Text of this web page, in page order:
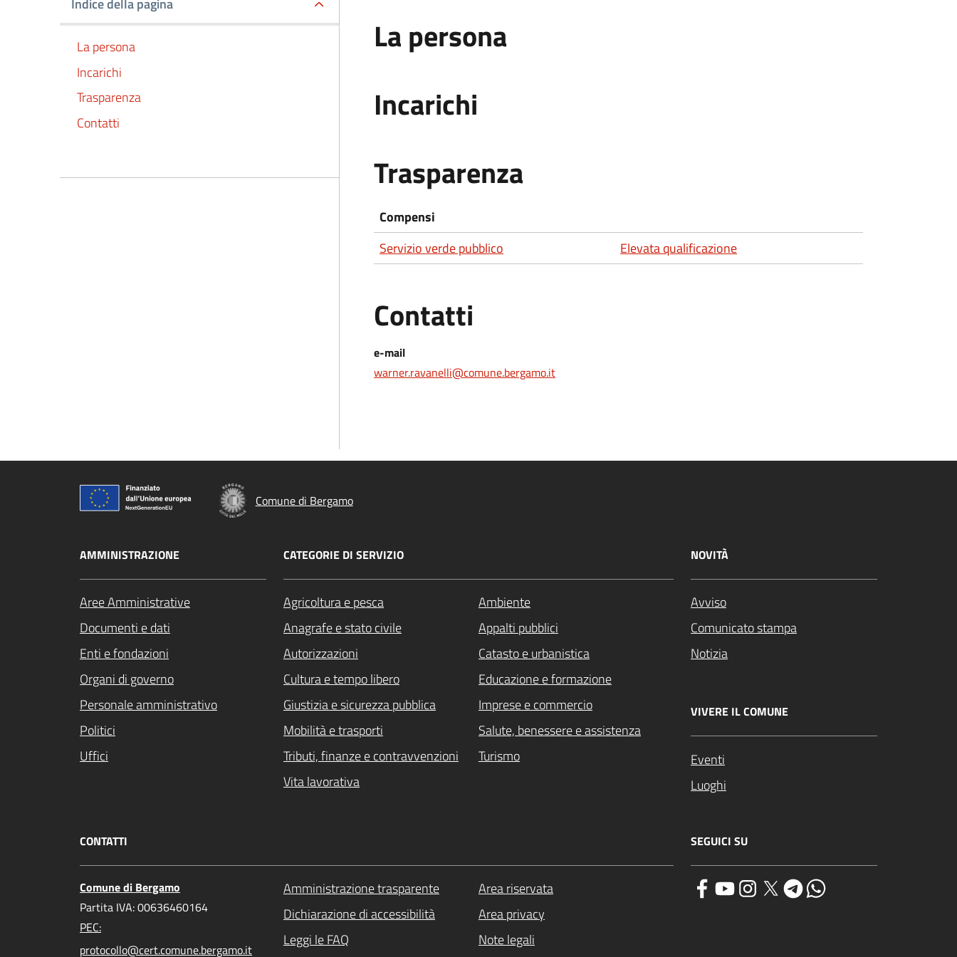
Indice della pagina
La persona
Incarichi
Trasparenza
Contatti
La persona
Incarichi
Trasparenza
Compensi
Servizio verde pubblico
Elevata qualificazione
Contatti
e-mail
warner.ravanelli@comune.bergamo.it
Comune di Bergamo
AMMINISTRAZIONE
Aree Amministrative
Documenti e dati
Enti e fondazioni
Organi di governo
Personale amministrativo
Politici
Uffici
CATEGORIE DI SERVIZIO
Agricoltura e pesca
Ambiente
Anagrafe e stato civile
Appalti pubblici
Autorizzazioni
Catasto e urbanistica
Cultura e tempo libero
Educazione e formazione
Giustizia e sicurezza pubblica
Imprese e commercio
Mobilità e trasporti
Salute, benessere e assistenza
Tributi, finanze e contravvenzioni
Turismo
Vita lavorativa
NOVITÀ
Avviso
Comunicato stampa
Notizia
VIVERE IL COMUNE
Eventi
Luoghi
CONTATTI
Comune di Bergamo
Partita IVA: 00636460164
PEC:
protocollo@cert.comune.bergamo.it
Amministrazione trasparente
Area riservata
Dichiarazione di accessibilità
Area privacy
Leggi le FAQ
Note legali
SEGUICI SU